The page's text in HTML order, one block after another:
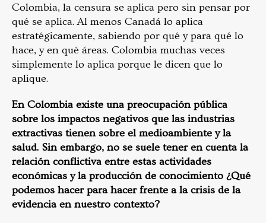
Colombia, la censura se aplica pero sin pensar por
qué se aplica. Al menos Canadá lo aplica
estratégicamente, sabiendo por qué y para qué lo
hace, y en qué áreas. Colombia muchas veces
simplemente lo aplica porque le dicen que lo
aplique.
En Colombia existe una preocupación pública
sobre los impactos negativos que las industrias
extractivas tienen sobre el medioambiente y la
salud. Sin embargo, no se suele tener en cuenta la
relación conflictiva entre estas actividades
económicas y la producción de conocimiento ¿Qué
podemos hacer para hacer frente a la crisis de la
evidencia en nuestro contexto?